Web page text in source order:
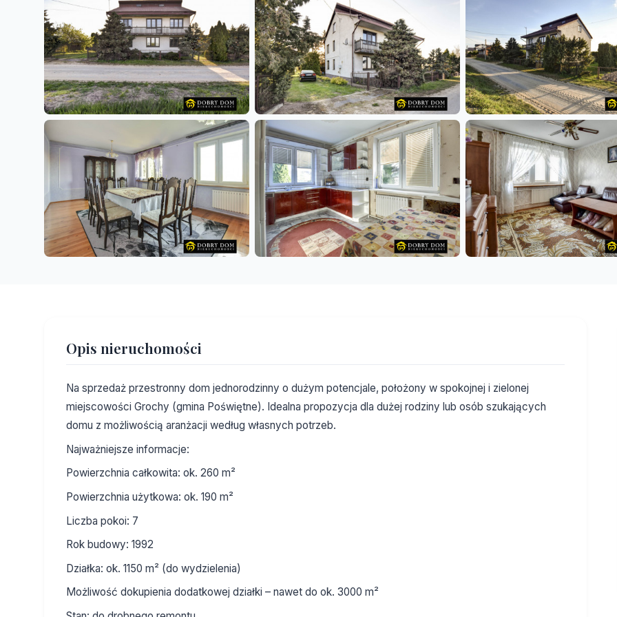
Opis nieruchomości
Na sprzedaż przestronny dom jednorodzinny o dużym potencjale, położony w spokojnej i zielonej
miejscowości Grochy (gmina Poświętne). Idealna propozycja dla dużej rodziny lub osób szukających
domu z możliwością aranżacji według własnych potrzeb.
Najważniejsze informacje:
Powierzchnia całkowita: ok. 260 m²
Powierzchnia użytkowa: ok. 190 m²
Liczba pokoi: 7
Rok budowy: 1992
Działka: ok. 1150 m² (do wydzielenia)
Możliwość dokupienia dodatkowej działki – nawet do ok. 3000 m²